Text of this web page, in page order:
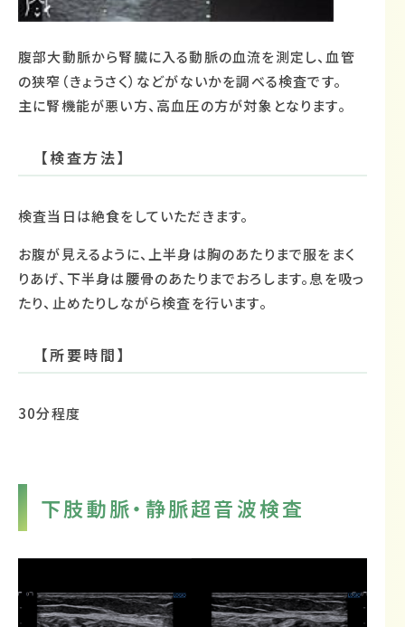
腹部大動脈から腎臓に入る動脈の血流を測定し、血管
の狭窄（きょうさく）などがないかを調べる検査です。
主に腎機能が悪い方、高血圧の方が対象となります。
【検査方法】
検査当日は絶食をしていただきます。
お腹が見えるように、上半身は胸のあたりまで服をまく
りあげ、下半身は腰骨のあたりまでおろします。息を吸っ
たり、止めたりしながら検査を行います。
【所要時間】
30分程度
下肢動脈・静脈超音波検査